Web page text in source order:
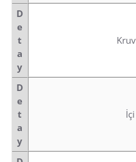
D
e
t
a
y
D
e
t
a
y